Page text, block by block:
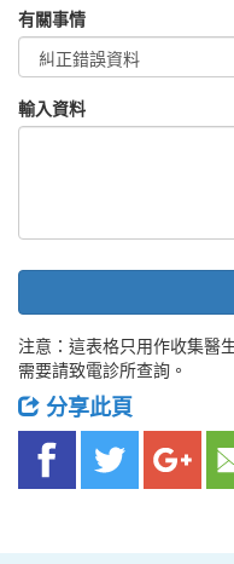
有關事情
輸入資料
注意：這表格只用作收集醫
需要請致電診所查詢。
分享此頁